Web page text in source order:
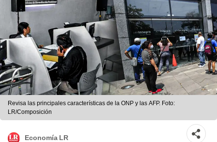
Revisa las principales características de la ONP y las AFP. Foto:
LR/Composición
Economía LR